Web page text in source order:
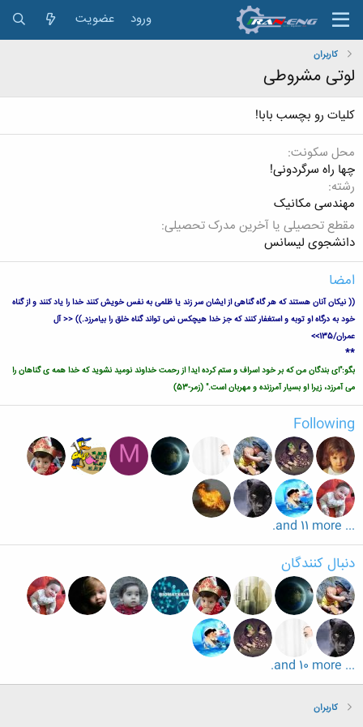
ورود عضویت
کاربران
لوتی مشروطی
کلیات رو بچسب بابا!
محل سکونت
چها راه سرگردونی!
رشته
مهندسی مکانیک
مقطع تحصیلی یا آخرین مدرک تحصیلی
دانشجوی لیسانس
امضا
(( نیکان آنان هستند که هر گاه گناهی از ایشان سر زند یا ظلمی به نفس خویش کنند خدا را یاد کنند و از گناه
خود به درگاه او توبه و استغفار کنند که جز خدا هیچکس نمی تواند گناه خلق را بیامرزد.)) << آل
عمران/135>>
*
*
بگو:"ای بندگان من که بر خود اسراف و ستم کرده اید! از رحمت خداوند نومید نشوید که خدا همه ی گناهان را
می آمرزد، زیرا او بسیار آمرزنده و مهربان است." (زمر-53)
Following
M
... and 11 more.
دنبال کنندگان
... and 10 more.
کاربران